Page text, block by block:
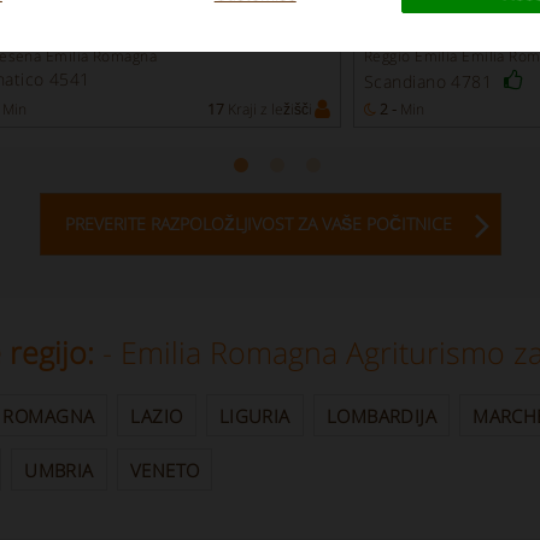
Emilia Romagna
4541
Min 17 Kraji z ležišči
Reggio Emilia Emilia
Scandiano 4781
2 - Min
PREVERITE RAZPOLOŽLJIVOST ZA VAŠE POČITNICE
regijo: - Emilia Romagna Agriturismo
LAZIO LIGURIA LOMBARDIJA
UMBRIA VENETO